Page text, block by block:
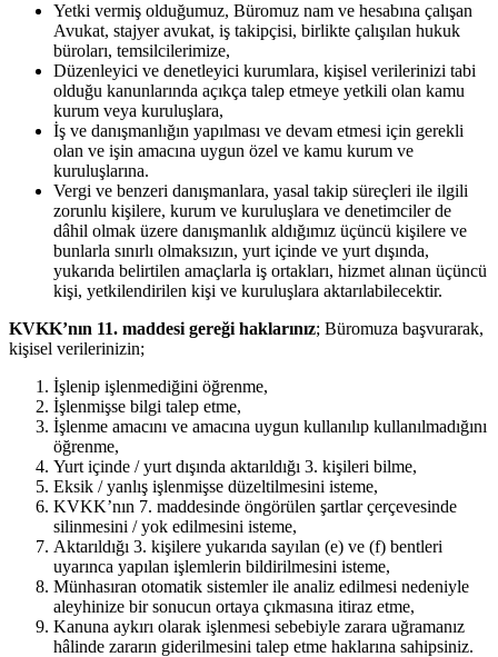
Yetki vermiş olduğumuz, Büromuz nam ve hesabına çalışan
Avukat, stajyer avukat, iş takipçisi, birlikte çalışılan hukuk
büroları, temsilcilerimize,
Düzenleyici ve denetleyici kurumlara, kişisel verilerinizi tabi
olduğu kanunlarında açıkça talep etmeye yetkili olan kamu
kurum veya kuruluşlara,
İş ve danışmanlığın yapılması ve devam etmesi için gerekli
olan ve işin amacına uygun özel ve kamu kurum ve
kuruluşlarına.
Vergi ve benzeri danışmanlara, yasal takip süreçleri ile ilgili
zorunlu kişilere, kurum ve kuruluşlara ve denetimciler de
dâhil olmak üzere danışmanlık aldığımız üçüncü kişilere ve
bunlarla sınırlı olmaksızın, yurt içinde ve yurt dışında,
yukarıda belirtilen amaçlarla iş ortakları, hizmet alınan üçüncü
kişi, yetkilendirilen kişi ve kuruluşlara aktarılabilecektir.
KVKK’nın 11. maddesi gereği haklarınız; Büromuza başvurarak,
kişisel verilerinizin;
İşlenip işlenmediğini öğrenme,
İşlenmişse bilgi talep etme,
İşlenme amacını ve amacına uygun kullanılıp kullanılmadığını
öğrenme,
Yurt içinde / yurt dışında aktarıldığı 3. kişileri bilme,
Eksik / yanlış işlenmişse düzeltilmesini isteme,
KVKK’nın 7. maddesinde öngörülen şartlar çerçevesinde
silinmesini / yok edilmesini isteme,
Aktarıldığı 3. kişilere yukarıda sayılan (e) ve (f) bentleri
uyarınca yapılan işlemlerin bildirilmesini isteme,
Münhasıran otomatik sistemler ile analiz edilmesi nedeniyle
aleyhinize bir sonucun ortaya çıkmasına itiraz etme,
Kanuna aykırı olarak işlenmesi sebebiyle zarara uğramanız
hâlinde zararın giderilmesini talep etme haklarına sahipsiniz.